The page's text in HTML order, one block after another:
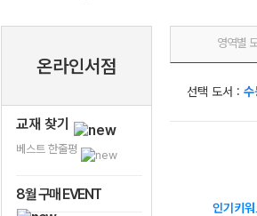
온라인서점
교재 찾기
베스트 한줄평
8월 구매 EVENT
영역별
선택 도서 : 수
인기키